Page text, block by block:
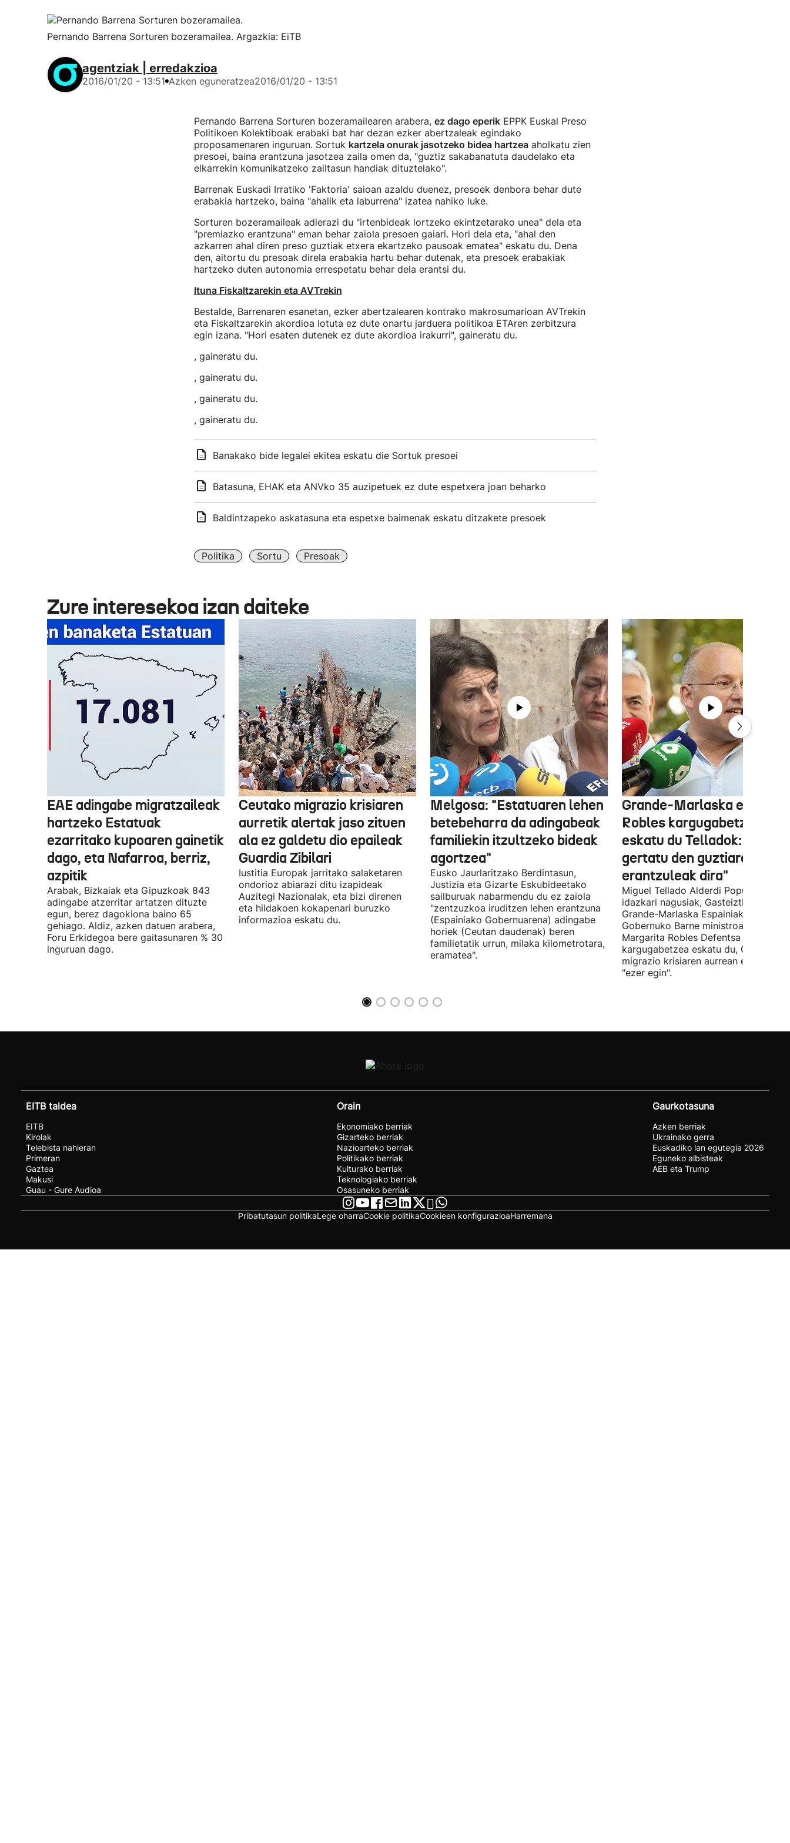
Pernando Barrena Sorturen bozeramailea. Argazkia: EiTB
agentziak | erredakzioa
2016/01/20 - 13:51 Azken eguneratzea2016/01/20 - 13:51
Pernando Barrena Sorturen bozeramailearen arabera, ez dago eperikEPPK Euskal Preso
Politikoen Kolektiboak erabaki bat har dezan ezker abertzaleak egindako
proposamenaren inguruan. Sortuk kartzela onurak jasotzeko bidea hartzeaaholkatu zien
presoei, baina erantzuna jasotzea zaila omen da, "guztiz sakabanatuta daudelako eta
elkarrekin komunikatzeko zailtasun handiak dituztelako".
Barrenak Euskadi Irratiko 'Faktoria' saioan azaldu duenez, presoek denbora behar dute
erabakia hartzeko, baina "ahalik eta laburrena" izatea nahiko luke.
Sorturen bozeramaileak adierazi du "irtenbideak lortzeko ekintzetarako unea" dela eta
"premiazko erantzuna" eman behar zaiola presoen gaiari. Hori dela eta, "ahal den
azkarren ahal diren preso guztiak etxera ekartzeko pausoak ematea" eskatu du. Dena
den, aitortu du presoak direla erabakia hartu behar dutenak, eta presoek erabakiak
hartzeko duten autonomia errespetatu behar dela erantsi du.
Ituna Fiskaltzarekin eta AVTrekin
Bestalde, Barrenaren esanetan, ezker abertzalearen kontrako makrosumarioan AVTrekin
eta Fiskaltzarekin akordioa lotuta ez dute onartu jarduera politikoa ETAren zerbitzura
egin izana. "Hori esaten dutenek ez dute akordioa irakurri", gaineratu du.
, gaineratu du.
, gaineratu du.
, gaineratu du.
, gaineratu du.
Banakako bide legalei ekitea eskatu die Sortuk presoei
Batasuna, EHAK eta ANVko 35 auzipetuek ez dute espetxera joan beharko
Baldintzapeko askatasuna eta espetxe baimenak eskatu ditzakete presoek
Politika Sortu Presoak
Zure interesekoa izan daiteke
EAE adingabe migratzaileak
hartzeko Estatuak
ezarritako kupoaren gainetik
dago, eta Nafarroa, berriz,
azpitik
Arabak, Bizkaiak eta Gipuzkoak 843
adingabe atzerritar artatzen dituzte
egun, berez dagokiona baino 65
gehiago. Aldiz, azken datuen arabera,
Foru Erkidegoa bere gaitasunaren % 30
inguruan dago.
Ceutako migrazio krisiaren
aurretik alertak jaso zituen
ala ez galdetu dio epaileak
Guardia Zibilari
Iustitia Europak jarritako salaketaren
ondorioz abiarazi ditu izapideak
Auzitegi Nazionalak, eta bizi direnen
eta hildakoen kokapenari buruzko
informazioa eskatu du.
Melgosa: "Estatuaren lehen
betebeharra da adingabeak
familiekin itzultzeko bideak
agortzea"
Eusko Jaurlaritzako Berdintasun,
Justizia eta Gizarte Eskubideetako
sailburuak nabarmendu du ez zaiola
"zentzuzkoa iruditzen lehen erantzuna
(Espainiako Gobernuarena) adingabe
horiek (Ceutan daudenak) beren
familietatik urrun, milaka kilometrotara,
eramatea".
Grande-Marlaska eta
Robles kargugabetzea
eskatu du Telladok:
gertatu den guztiaren
erantzuleak dira"
Miguel Tellado Alderdi Popularraren
idazkari nagusiak, Gasteiztik,
Grande-Marlaska Espainiako
Gobernuko Barne ministroa eta
Margarita Robles Defentsa ministroa
kargugabetzea eskatu du, Ceutako
migrazio krisiaren aurrean ez
"ezer egin".
EITB taldea
EITB
Kirolak
Telebista nahieran
Primeran
Gaztea
Makusi
Guau - Gure Audioa
Orain
Ekonomiako berriak
Gizarteko berriak
Nazioarteko berriak
Politikako berriak
Kulturako berriak
Teknologiako berriak
Osasuneko berriak
Gaurkotasuna
Azken berriak
Ukrainako gerra
Euskadiko lan egutegia 2026
Eguneko albisteak
AEB eta Trump
Pribatutasun politikaLege oharraCookie politikaCookieen konfigurazioaHarremana